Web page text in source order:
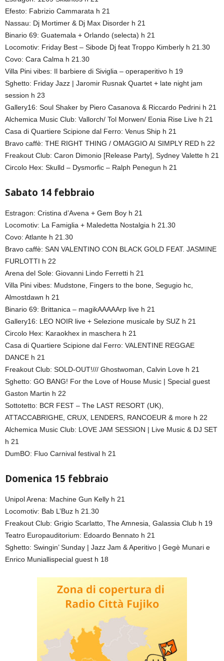
Efesto: Fabrizio Cammarata h 21
Nassau: Dj Mortimer & Dj Max Disorder h 21
Binario 69: Guatemala + Orlando (selecta) h 21
Locomotiv: Friday Best – Sibode Dj feat Troppo Kimberly h 21.30
Covo: Cara Calma h 21.30
Villa Pini vibes: Il barbiere di Siviglia – operaperitivo h 19
Sghetto: Friday Jazz | Jaromir Rusnak Quartet + late night jam
session h 23
Gallery16: Soul Shaker by Piero Casanova & Riccardo Pedrini h 21
Alchemica Music Club: Vallorch/ Tol Morwen/ Eonia Rise Live h 21
Casa di Quartiere Scipione dal Ferro: Venus Ship h 21
Bravo caffè: THE RIGHT THING / OMAGGIO AI SIMPLY RED h 22
Freakout Club: Caron Dimonio [Release Party], Sydney Valette h 21
Circolo Hex: Skulld – Dysmorfic – Ralph Penegun h 21
Sabato 14 febbraio
Estragon: Cristina d’Avena + Gem Boy h 21
Locomotiv: La Famiglia + Maledetta Nostalgia h 21.30
Covo: Atlante h 21.30
Bravo caffè: SAN VALENTINO CON BLACK GOLD FEAT. JASMINE
FURLOTTI h 22
Arena del Sole: Giovanni Lindo Ferretti h 21
Villa Pini vibes: Mudstone, Fingers to the bone, Segugio hc,
Almostdawn h 21
Binario 69: Brittanica – magikAAAAArp live h 21
Gallery16: LEO NOIR live + Selezione musicale by SUZ h 21
Circolo Hex: Karaokhex in maschera h 21
Casa di Quartiere Scipione dal Ferro: VALENTINE REGGAE
DANCE h 21
Freakout Club: SOLD-OUT!/// Ghostwoman, Calvin Love h 21
Sghetto: GO BANG! For the Love of House Music | Special guest
Gaston Martin h 22
Sottotetto: BCR FEST – The LAST RESORT (UK),
ATTACCABRIGHE, CRUX, LENDERS, RANCOEUR & more h 22
Alchemica Music Club: LOVE JAM SESSION | Live Music & DJ SET
h 21
DumBO: Fluo Carnival festival h 21
Domenica 15 febbraio
Unipol Arena: Machine Gun Kelly h 21
Locomotiv: Bab L’Buz h 21.30
Freakout Club: Grigio Scarlatto, The Amnesia, Galassia Club h 19
Teatro Europauditorium: Edoardo Bennato h 21
Sghetto: Swingin’ Sunday | Jazz Jam & Aperitivo | Gegè Munari e
Enrico Muniallispecial guest h 18